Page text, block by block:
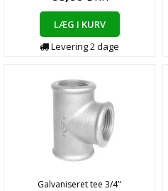
LÆG I KURV
Levering 2 dage
Galvaniseret tee 3/4"